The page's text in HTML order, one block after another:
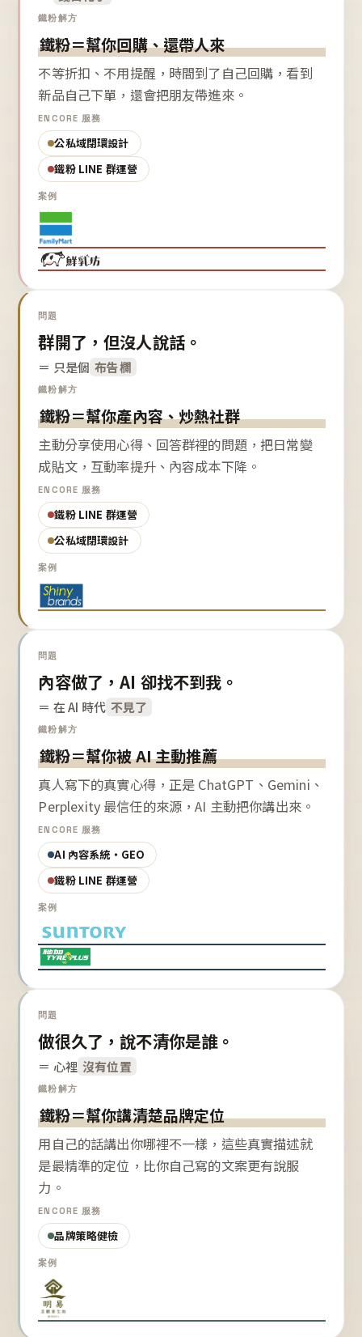
鐵粉解方
鐵粉＝幫你回購、還帶人來
不等折扣、不用提醒，時間到了自己回購，看到
新品自己下單，還會把朋友帶進來。
ENCORE 服務
公私域閉環設計
鐵粉 LINE 群運營
案例
問題
群開了，但沒人說話。
＝ 只是個 布告欄
鐵粉解方
鐵粉＝幫你產內容、炒熱社群
主動分享使用心得、回答群裡的問題，把日常變
成貼文，互動率提升、內容成本下降。
ENCORE 服務
鐵粉 LINE 群運營
公私域閉環設計
案例
問題
內容做了，AI 卻找不到我。
＝ 在 AI 時代 不見了
鐵粉解方
鐵粉＝幫你被 AI 主動推薦
真人寫下的真實心得，正是 ChatGPT、Gemini、
Perplexity 最信任的來源，AI 主動把你講出來。
ENCORE 服務
AI 內容系統・GEO
鐵粉 LINE 群運營
案例
問題
做很久了，說不清你是誰。
＝ 心裡 沒有位置
鐵粉解方
鐵粉＝幫你講清楚品牌定位
用自己的話講出你哪裡不一樣，這些真實描述就
是最精準的定位，比你自己寫的文案更有說服
力。
ENCORE 服務
品牌策略健檢
案例